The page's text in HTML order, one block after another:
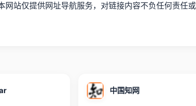
网站仅提供网址导航服务，对链接内容不负任何责任
中国知网